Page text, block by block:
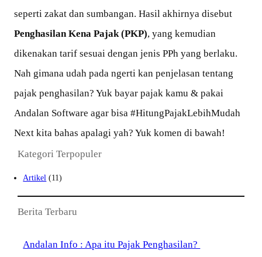
seperti zakat dan sumbangan. Hasil akhirnya disebut
Penghasilan Kena Pajak (PKP), yang kemudian
dikenakan tarif sesuai dengan jenis PPh yang berlaku.
Nah gimana udah pada ngerti kan penjelasan tentang
pajak penghasilan? Yuk bayar pajak kamu & pakai
Andalan Software agar bisa #HitungPajakLebihMudah
Next kita bahas apalagi yah? Yuk komen di bawah!
Kategori Terpopuler
Artikel (11)
Berita Terbaru
Andalan Info : Apa itu Pajak Penghasilan?